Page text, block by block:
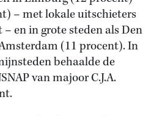
– met lokale uitschieters
en in grote steden als Den
(11 procent). In
behaalde de
van majoor C.J.A.